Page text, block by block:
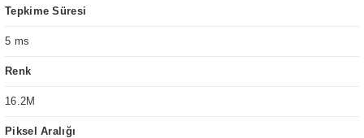
Tepkime Süresi
5 ms
Renk
16.2M
Piksel Aralığı